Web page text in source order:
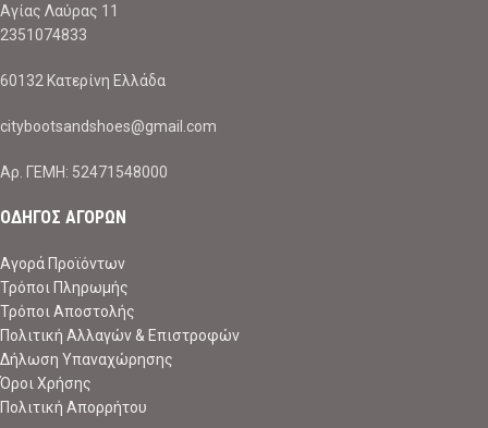
Αγίας Λαύρας 11
2351074833
60132 Κατερίνη Ελλάδα
citybootsandshoes@gmail.com
Aρ. ΓΕΜΗ: 52471548000
ΟΔΗΓΟΣ ΑΓΟΡΩΝ
Αγορά Προϊόντων
Τρόποι Πληρωμής
Τρόποι Αποστολής
Πολιτική Αλλαγών & Επιστροφών
Δήλωση Υπαναχώρησης
Όροι Χρήσης
Πολιτική Απορρήτου